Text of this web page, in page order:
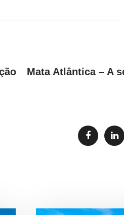
Mata Atlântica – A